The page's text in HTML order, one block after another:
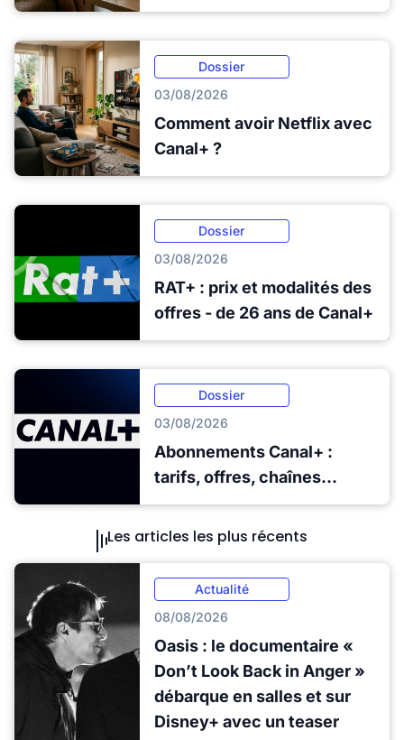
Dossier
03/08/2026
Comment avoir Netflix avec
Canal+ ?
Dossier
03/08/2026
RAT+ : prix et modalités des
offres - de 26 ans de Canal+
Dossier
03/08/2026
Abonnements Canal+ :
tarifs, offres, chaînes...
Les articles les plus récents
Actualité
08/08/2026
Oasis : le documentaire «
Don’t Look Back in Anger »
débarque en salles et sur
Disney+ avec un teaser